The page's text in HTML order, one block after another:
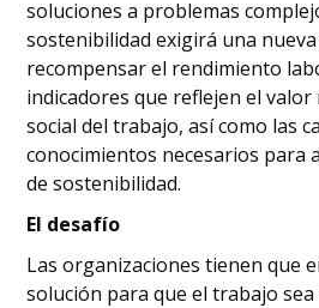
soluciones a problemas
sostenibilidad exigirá una
recompensar el rendimiento
indicadores que reflejen el
social del trabajo, así como las
conocimientos necesarios para
de sostenibilidad.
El desafío
Las organizaciones tienen que
solución para que el trabajo sea